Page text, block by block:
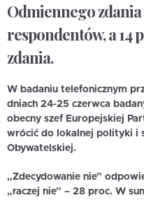
Odmiennego zdania
respondentów, a 14
zdania.
W badaniu telefonicznym
dniach 24-25 czerwca
obecny szef Europejskiej
wrócić do lokalnej polityki i
Obywatelskiej.
„Zdecydowanie nie”
„raczej nie” – 28 proc. W